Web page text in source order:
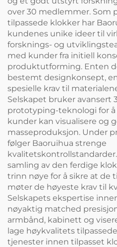
over 30 medlemmer. Som
tilpassede klokker har
kundenes unike ideer til
forsknings- og
med kunder fra initiell
produktutforming. Enten
bestemt designkonsept,
spesielle krav til
Selskapet bruker avansert
prototyping-teknologi for å
kunder kan visualisere og
masseproduksjon. Under
følger Baoruihua strenge
kvalitetskontrollstandarder.
samling av den ferdige
trinn nøye for å sikre at de
møter de høyeste krav til
Selskapets ekspertise
nøyaktig matched
armbånd, kabinett og
lage høykvalitets
tjenester innen tilpasset